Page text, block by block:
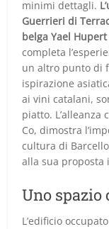
minimi dettagli.
Guerrieri di
belga Yael Hupert
completa
un altro punto di
ispirazione
ai vini catalani,
piatto. L’alleanza
Co, dimostra
cultura di
alla sua proposta
Uno spazio
L’edificio